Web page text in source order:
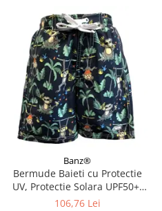
Banz®
Bermude Baieti cu Protectie
UV, Protectie Solara UPF50+,
Navy Jungle, Diverse marimi
106,76 Lei